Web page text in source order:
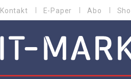
Kontakt E-Paper Abo